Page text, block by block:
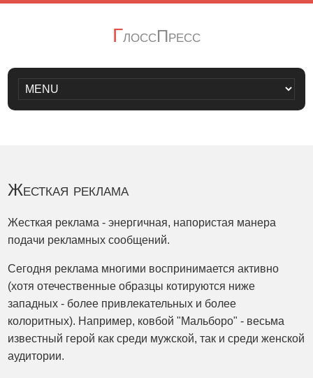
ГлоссПресс
Жесткая реклама
Жесткая реклама - энергичная, напористая манера
подачи рекламных сообщений.
Сегодня реклама многими воспринимается активно
(хотя отечественные образцы котируются ниже
западных - более привлекательных и более
колоритных). Например, ковбой "Мальборо" - весьма
известный герой как среди мужской, так и среди женской
аудитории.